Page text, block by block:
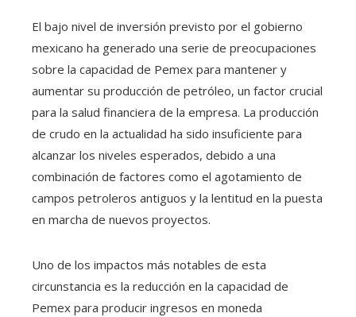
El bajo nivel de inversión previsto por el gobierno
mexicano ha generado una serie de preocupaciones
sobre la capacidad de Pemex para mantener y
aumentar su producción de petróleo, un factor crucial
para la salud financiera de la empresa. La producción
de crudo en la actualidad ha sido insuficiente para
alcanzar los niveles esperados, debido a una
combinación de factores como el agotamiento de
campos petroleros antiguos y la lentitud en la puesta
en marcha de nuevos proyectos.
Uno de los impactos más notables de esta
circunstancia es la reducción en la capacidad de
Pemex para producir ingresos en moneda